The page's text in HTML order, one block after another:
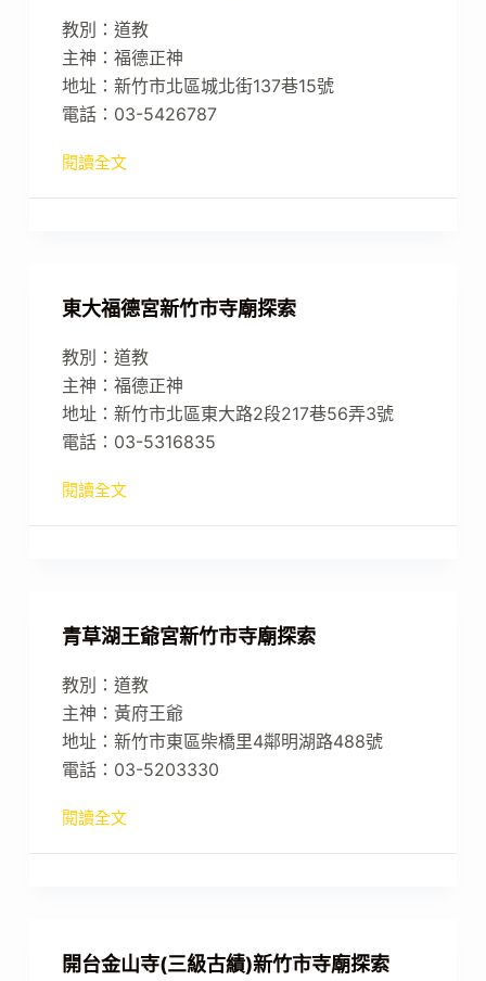
教別：道教
主神：福德正神
地址：新竹市北區城北街137巷15號
電話：03-5426787
閱讀全文
東大福德宮新竹市寺廟探索
教別：道教
主神：福德正神
地址：新竹市北區東大路2段217巷56弄3號
電話：03-5316835
閱讀全文
青草湖王爺宮新竹市寺廟探索
教別：道教
主神：黃府王爺
地址：新竹市東區柴橋里4鄰明湖路488號
電話：03-5203330
閱讀全文
開台金山寺(三級古績)新竹市寺廟探索